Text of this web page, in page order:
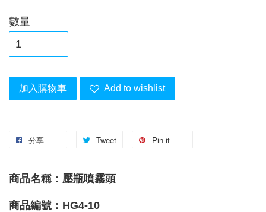
數量
加入購物車 Add to wishlist
分享 Tweet Pin it
商品名稱： 壓瓶噴霧頭
商品編號：HG4-10